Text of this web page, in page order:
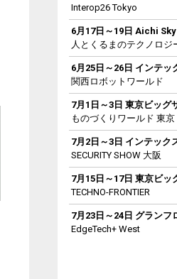
Interop26 Tokyo
6月17日～19日 Aichi
人とくるまのテクノロジ
6月25日～26日 インテッ
関西ロボットワールド
7月1日～3日 東京ビッグ
ものづくりワールド 東京
7月2日～3日 インテック
SECURITY SHOW 大阪
7月15日～17日 東京ビッ
TECHNO-FRONTIER
7月23日～24日 グランフ
EdgeTech+ West